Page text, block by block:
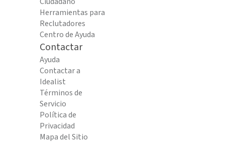
Herramientas para
Reclutadores
Centro de Ayuda
Contactar
Ayuda
Contactar a
Idealist
Términos de
Servicio
Política de
Privacidad
Mapa del Sitio